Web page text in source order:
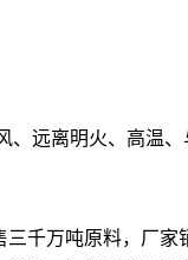
、远离明火、高温
千万吨原料，厂